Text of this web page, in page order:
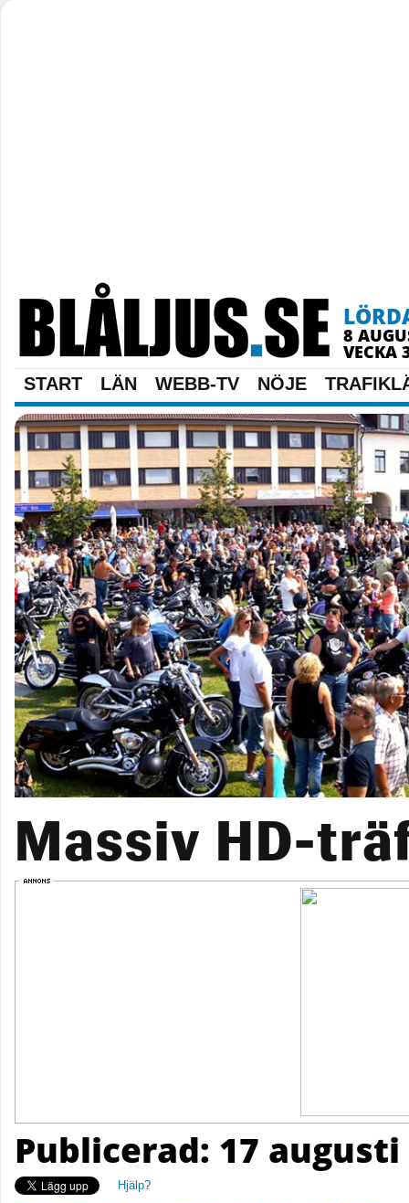
8
VECKA
START LÄN WEBB-TV NÖJE
Massiv HD-
Publicerad: 17 augusti
Hjälp?